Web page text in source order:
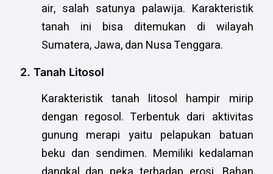
air, salah satunya palawija. Karakteristik
tanah ini bisa ditemukan di wilayah
Sumatera, Jawa, dan Nusa Tenggara.
2. Tanah Litosol
Karakteristik tanah litosol hampir mirip
dengan regosol. Terbentuk dari aktivitas
gunung merapi yaitu pelapukan batuan
beku dan sendimen. Memiliki kedalaman